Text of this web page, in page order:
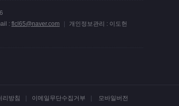
: flcl65@naver.com
개인정보관리 : 이도헌
08.07
원금보장 양방서포터 올자판기-테더 및 일반이용가능✅ 고품질 카지노파싱알 구축 | 정품알
리방침 이메일무단수집거부 모바일버전